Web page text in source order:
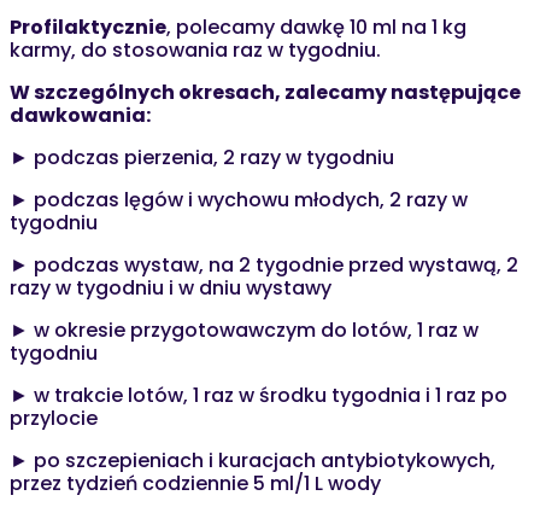
Profilaktycznie, polecamy dawkę 10 ml na 1 kg
karmy, do stosowania raz w tygodniu.
W szczególnych okresach, zalecamy następujące
dawkowania:
► podczas pierzenia, 2 razy w tygodniu
► podczas lęgów i wychowu młodych, 2 razy w
tygodniu
► podczas wystaw, na 2 tygodnie przed wystawą, 2
razy w tygodniu i w dniu wystawy
► w okresie przygotowawczym do lotów, 1 raz w
tygodniu
► w trakcie lotów, 1 raz w środku tygodnia i 1 raz po
przylocie
► po szczepieniach i kuracjach antybiotykowych,
przez tydzień codziennie 5 ml/1 L wody